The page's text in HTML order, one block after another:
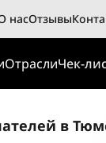
насОтзывы
ОтраслиЧек-
в